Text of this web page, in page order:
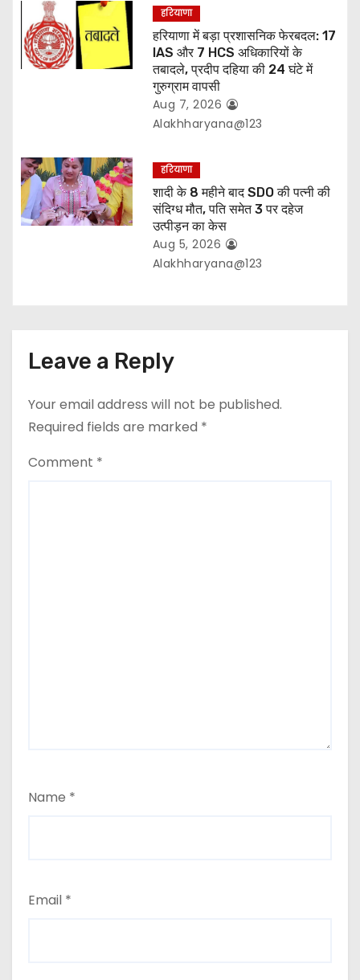
हरियाणा
हरियाणा में बड़ा प्रशासनिक फेरबदल: 17
IAS और 7 HCS अधिकारियों के
तबादले, प्रदीप दहिया की 24 घंटे में
गुरुग्राम वापसी
Aug 7, 2026
Alakhharyana@123
हरियाणा
शादी के 8 महीने बाद SDO की पत्नी की
संदिग्ध मौत, पति समेत 3 पर दहेज
उत्पीड़न का केस
Aug 5, 2026
Alakhharyana@123
Leave a Reply
Your email address will not be published.
Required fields are marked *
Comment *
Name *
Email *